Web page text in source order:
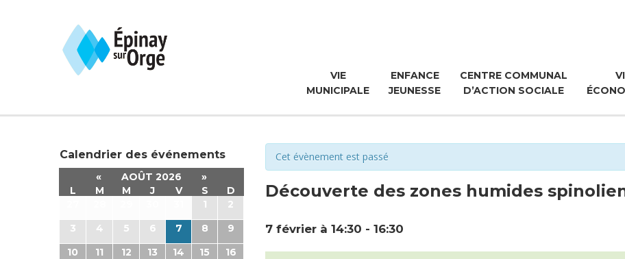
VIE
MUNICIPALE
ENFANCE
JEUNESSE
CENTRE COMMUNAL
D’ACTION SOCIALE
Calendrier des événements
« AOÛT 2026
»
L
M M J V S
D
1
2
3
4 5 6 7 8
9
10
11 12 13 14 15
16
Cet évènement est passé
Découverte des zones humides
7 février à 14:30 - 16:30